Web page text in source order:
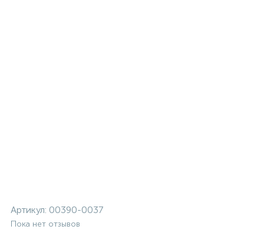
Артикул: 00390-0037
Пока нет отзывов